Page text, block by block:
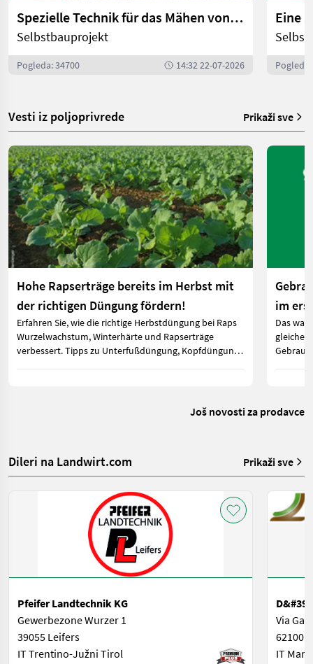
Spezielle Technik für das Mähen von Feuchtwiesen | landwirt.com
Selbstbauprojekt
Pogleda: 34700 14:32 22-07-2026
Vesti iz poljoprivrede Prikaži sve
Hohe Rapserträge bereits im Herbst mit
der richtigen Düngung fördern!
Erfahren Sie, wie die richtige Herbstdüngung bei Raps
Wurzelwachstum, Winterhärte und Rapserträge
verbessert. Tipps zu Unterfußdüngung, Kopfdüngung
im
Das
gleichen
Još novosti za prodavce
Dileri na Landwirt.com Prikaži sve
Pfeifer Landtechnik KG
Gewerbezone Wurzer 1
39055 Leifers
IT Trentino-Južni Tirol
Via
62100
IT